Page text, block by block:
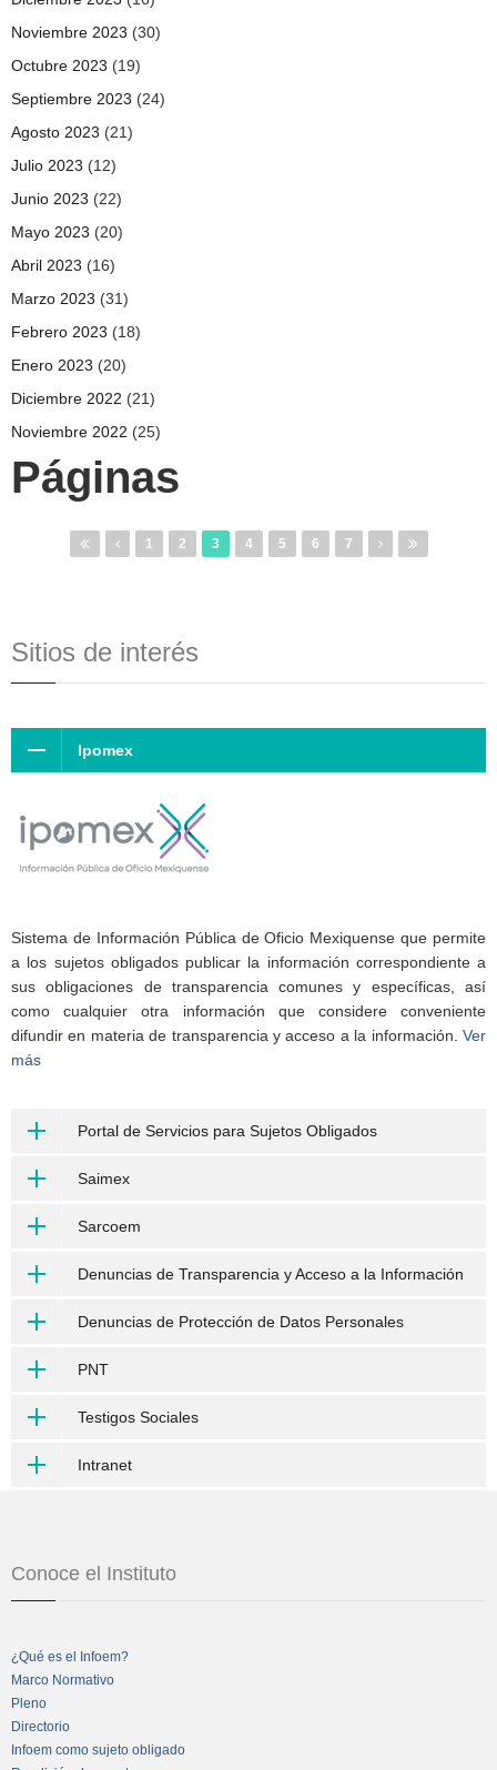
Noviembre 2023 (30)
Octubre 2023 (19)
Septiembre 2023 (24)
Agosto 2023 (21)
Julio 2023 (12)
Junio 2023 (22)
Mayo 2023 (20)
Abril 2023 (16)
Marzo 2023 (31)
Febrero 2023 (18)
Enero 2023 (20)
Diciembre 2022 (21)
Noviembre 2022 (25)
Páginas
1 2 3 4 5 6 7
Sitios de interés
Ipomex
Sistema de Información Pública de Oficio Mexiquense que permite
a los sujetos obligados publicar la información correspondiente a
sus obligaciones de transparencia comunes y específicas, así
como cualquier otra información que considere conveniente
difundir en materia de transparencia y acceso a la información. Ver
más
Portal de Servicios para Sujetos Obligados
Saimex
Sarcoem
Denuncias de Transparencia y Acceso a la Información
Denuncias de Protección de Datos Personales
PNT
Testigos Sociales
Intranet
Conoce el Instituto
¿Qué es el Infoem?
Marco Normativo
Pleno
Directorio
Infoem como sujeto obligado